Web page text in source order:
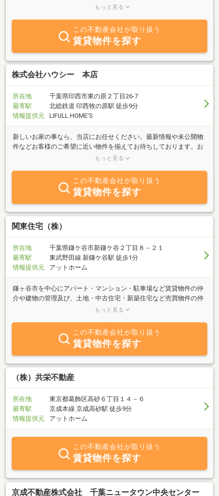
ご相談も承ります！お客様の物件選びをぜひ当社にお任せください
もっと見る
この不動産会社が取り扱う
賃貸物件を探す
株式会社ハウシー 本店
所在地
千葉県印西市東の原２丁目26-7
最寄駅
北総鉄道 印西牧の原駅 徒歩9分
情報提供元
LIFULL HOME'S
新しいお家の事なら、当店にお任せください。最新情報や未公開物
件などお客様のご希望に近い物件を揃えてお待ちしております。お
問い合わせは、お気軽に。年中無休のハウシーをこれからも宜しく
もっと見る
この不動産会社が取り扱う
賃貸物件を探す
関東住宅（株）
所在地
千葉県鎌ケ谷市新鎌ケ谷２丁目８－２１
最寄駅
東武野田線 新鎌ケ谷駅 徒歩1分
情報提供元
アットホーム
鎌ヶ谷市を中心にアパート・マンション・駐車場など賃貸物件の仲
介や建物の管理及び、土地・中古住宅・新築住宅など売買物件の仲
介、新築住宅の分譲販売を行っています。「借りたい」「貸した
い。当社ではお客様のご要望にお応えできる様色々な物件を取り揃
えています。又、メールなどでのお部屋探しも受け付けていますの
で、お忙しくて来店できない方や遠方にお住まいの方でもお気軽に
お問合せ下さい。社員一同心より皆様のご来店をお待ちしておりま
す。
もっと見る
この不動産会社が取り扱う
賃貸物件を探す
（株）共栄不動産
所在地
東京都葛飾区高砂６丁目１４－６
最寄駅
京成本線 京成高砂駅 徒歩9分
情報提供元
アットホーム
この不動産会社が取り扱う
賃貸物件を探す
京成不動産株式会社 千葉ニュータウン中央センター